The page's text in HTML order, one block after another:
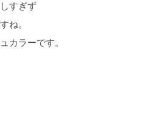
すぎず
ね。
カラーです。